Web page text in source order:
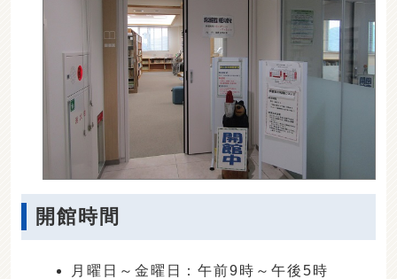
開館時間
月曜日～金曜日：午前9時～午後5時